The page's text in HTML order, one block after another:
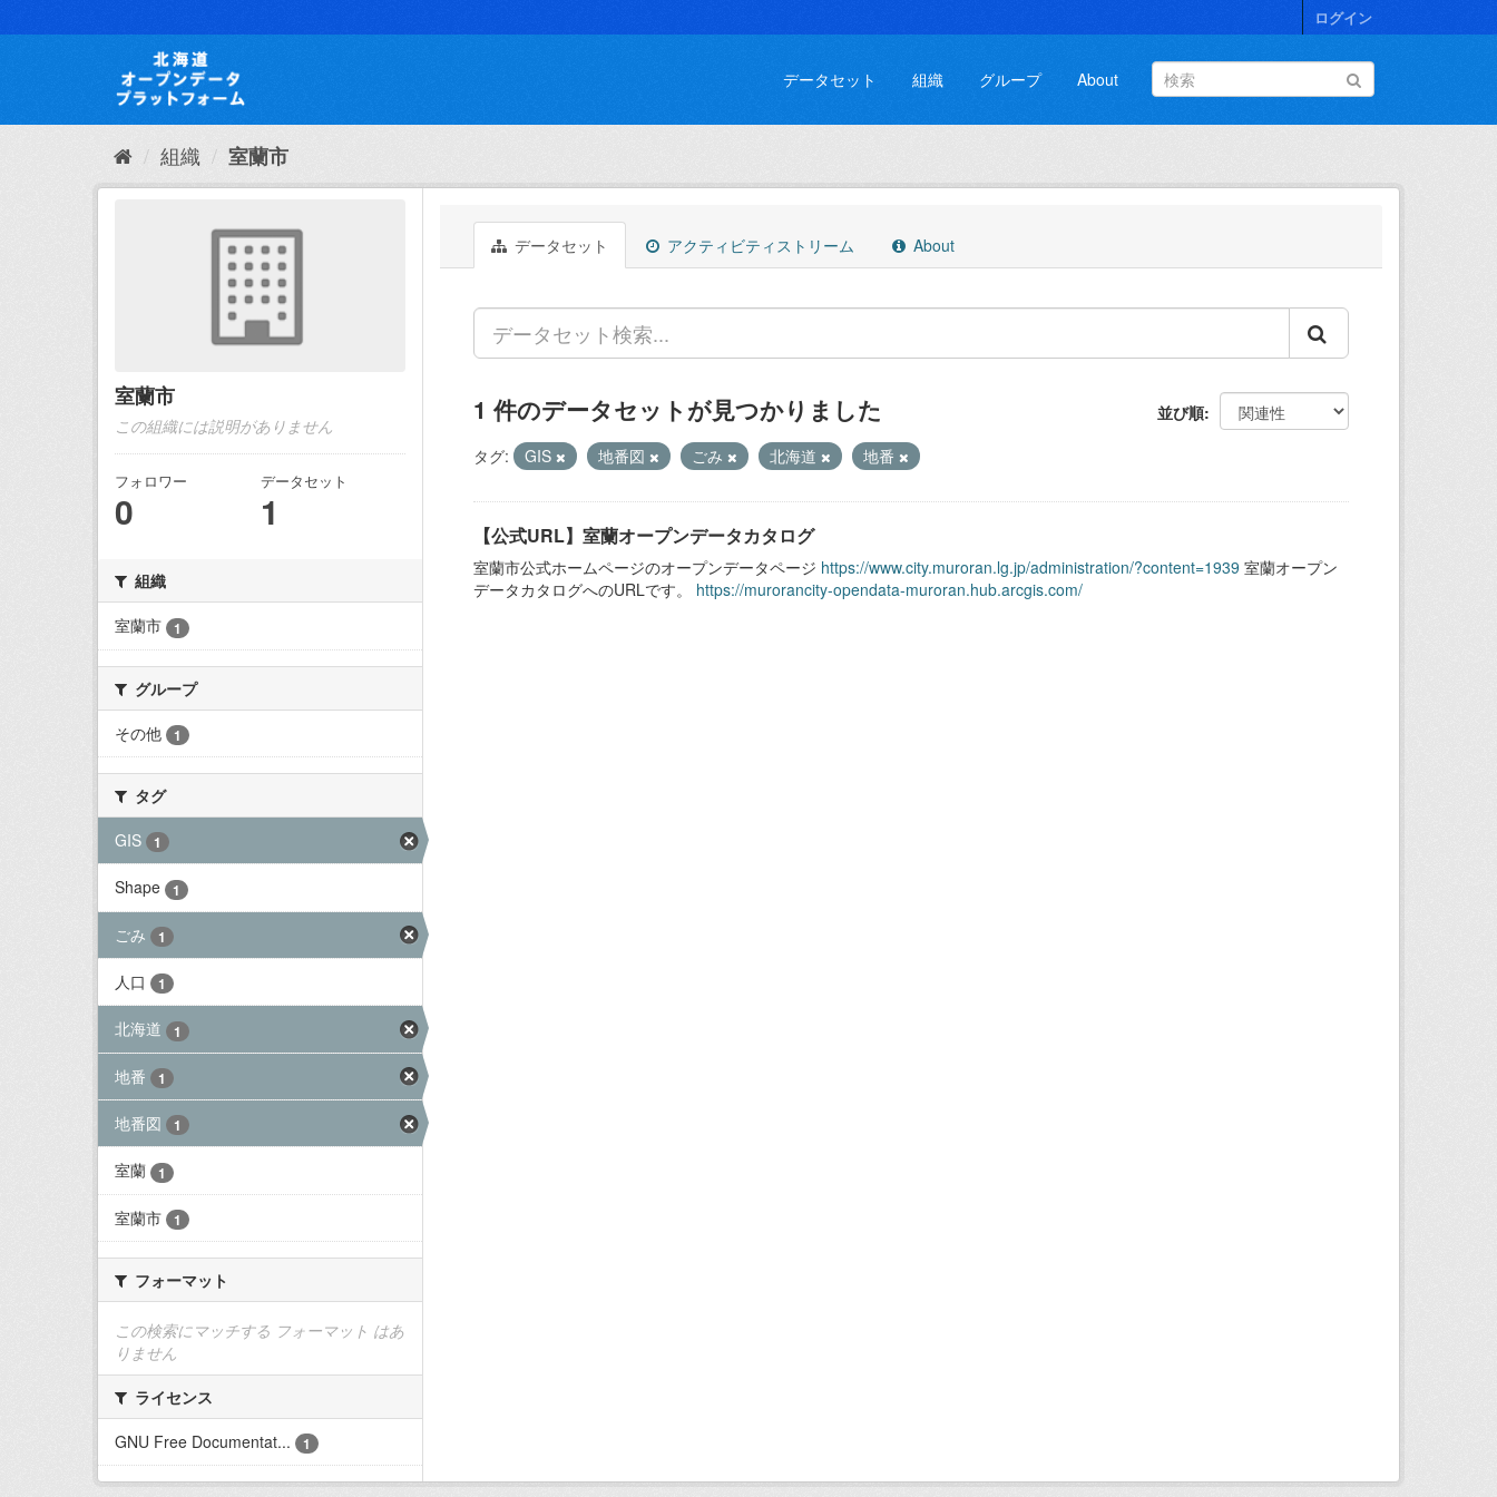
キ
て
ログイン
データセット 組織 グループ About
組織 室蘭市
室蘭市
この組織には説明がありません
フォロワー
0
データセット
1
組織
室蘭市
1
グループ
その他
1
タグ
GIS
1
Shape 1
ごみ 1
人口 1
北海道 1
地番 1
地番図 1
室蘭 1
室蘭市 1
フォーマット
この検索にマッチする フォーマット はあ
りません
ライセンス
GNU Free Documentat...
1
データセット アクティビティストリーム About
並び順
1 件のデータセットが見つかりました
タグ: GIS 地番図 ごみ 北海道 地番
【公式URL】室蘭オープンデータカタログ
室蘭市公式ホームページのオープンデータページ https://www.city.muroran.lg.jp/administration/?content=1939 室蘭オープン
データカタログへのURLです。 https://murorancity-opendata-muroran.hub.arcgis.com/